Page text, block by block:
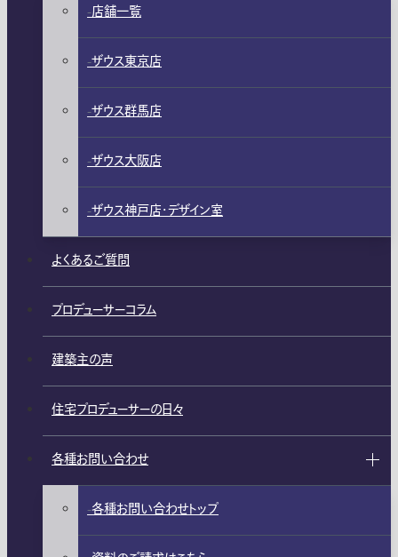
店舗一覧
ザウス東京店
ザウス群馬店
ザウス大阪店
ザウス神戸店・デザイン室
よくあるご質問
プロデューサーコラム
建築主の声
住宅プロデューサーの日々
各種お問い合わせ
各種お問い合わせトップ